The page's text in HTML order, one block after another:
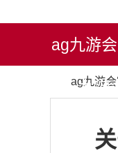
ag九游
九游
ag九游